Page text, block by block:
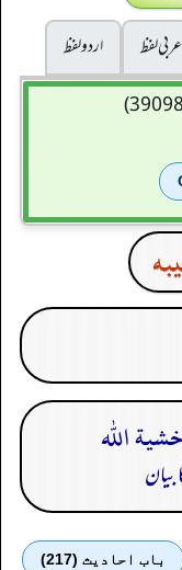
عربی لفظ
اردو لفظ
باب احادیث (217)